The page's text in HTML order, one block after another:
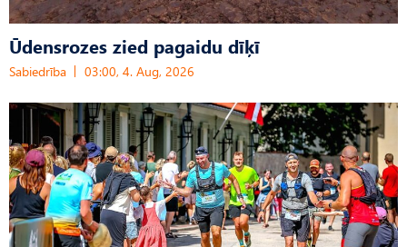
Ūdensrozes zied pagaidu dīķī
Sabiedrība 03:00, 4. Aug, 2026